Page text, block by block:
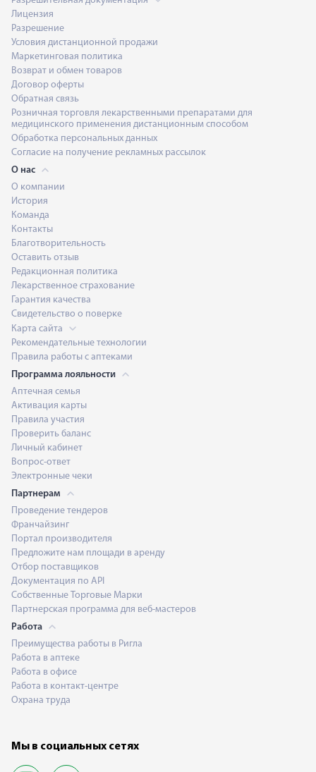
Лицензия
Разрешение
Условия дистанционной продажи
Маркетинговая политика
Возврат и обмен товаров
Договор оферты
Обратная связь
Розничная торговля лекарственными препаратами для
медицинского применения дистанционным способом
Обработка персональных данных
Согласие на получение рекламных рассылок
О нас
О компании
История
Команда
Контакты
Благотворительность
Оставить отзыв
Редакционная политика
Лекарственное страхование
Гарантия качества
Свидетельство о поверке
Карта сайта
Рекомендательные технологии
Правила работы с аптеками
Программа лояльности
Аптечная семья
Активация карты
Правила участия
Проверить баланс
Личный кабинет
Вопрос-ответ
Электронные чеки
Партнерам
Проведение тендеров
Франчайзинг
Портал производителя
Предложите нам площади в аренду
Отбор поставщиков
Документация по API
Собственные Торговые Марки
Партнерская программа для веб-мастеров
Работа
Преимущества работы в Ригла
Работа в аптеке
Работа в офисе
Работа в контакт-центре
Охрана труда
Мы в социальных сетях